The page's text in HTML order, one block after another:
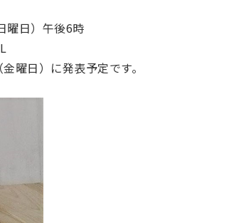
曜日）午後6時
曜日）に発表予定です。